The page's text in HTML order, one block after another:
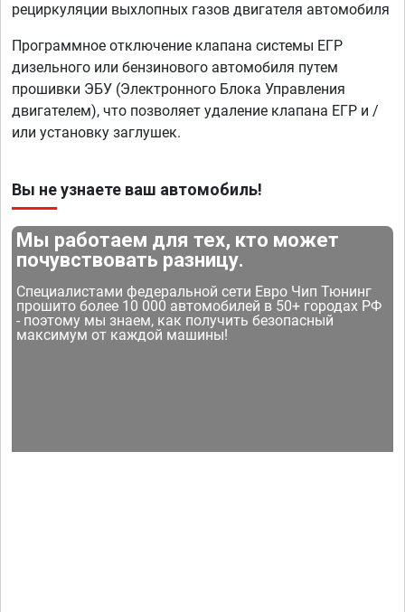
рециркуляции выхлопных газов двигателя автомобиля
Программное отключение клапана системы ЕГР
дизельного или бензинового автомобиля путем
прошивки ЭБУ (Электронного Блока Управления
двигателем), что позволяет удаление клапана ЕГР и /
или установку заглушек.
Вы не узнаете ваш автомобиль!
Мы работаем для тех, кто может
почувствовать разницу.
Специалистами федеральной сети Евро Чип Тюнинг
прошито более 10 000 автомобилей в 50+ городах РФ
- поэтому мы знаем, как получить безопасный
максимум от каждой машины!